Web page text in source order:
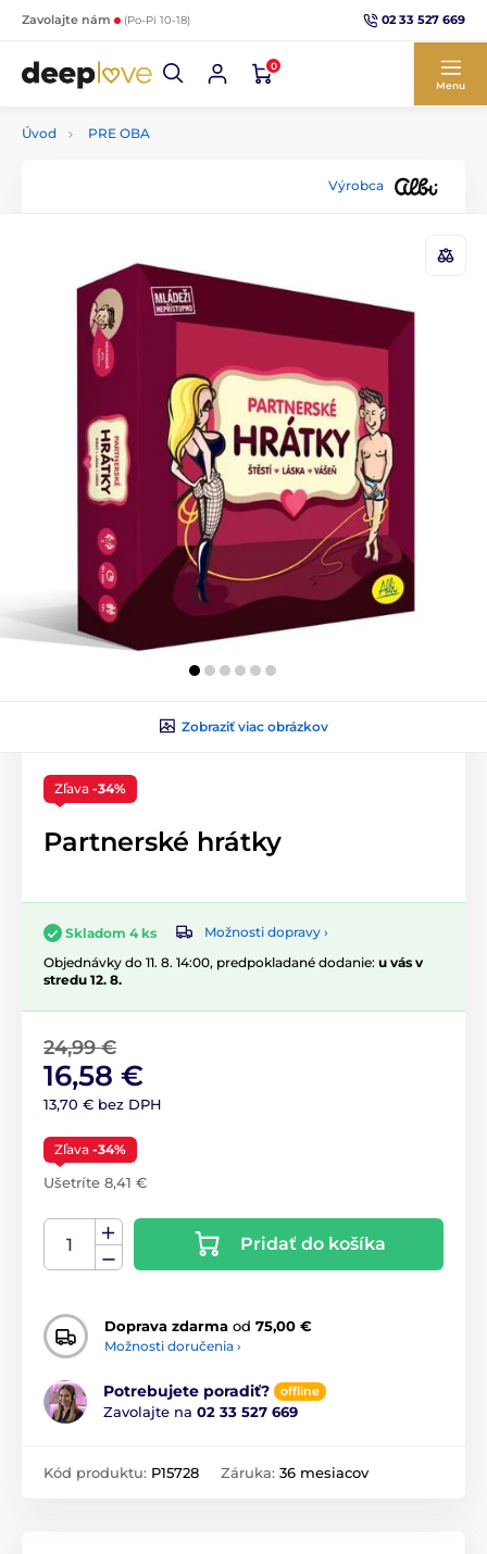
Zavolajte nám (Po-Pi 10-18) 02 33 527 669
0
Menu
Úvod PRE OBA
Výrobca
Zobraziť viac obrázkov
Zľava -34%
Partnerské hrátky
Skladom 4 ks
Možnosti dopravy ›
Objednávky do 11. 8. 14:00, predpokladané dodanie: u vás v
stredu 12. 8.
24,99 €
16,58 €
13,70 € bez DPH
Zľava -34%
Ušetríte 8,41 €
Pridať do košíka
Doprava zdarma od 75,00 €
Možnosti doručenia ›
Potrebujete poradiť? offline
Zavolajte na 02 33 527 669
Kód produktu: P15728 Záruka: 36 mesiacov